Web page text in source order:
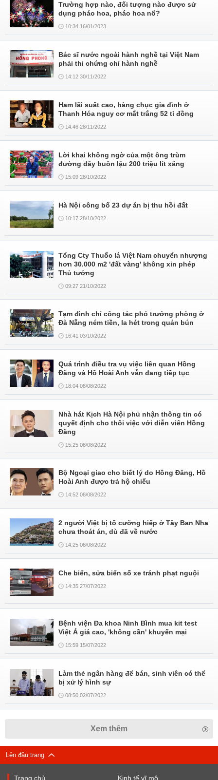
Trường hợp nào, đối tượng nào được sử
dụng pháo hoa, pháo hoa nổ?
10:34 16/01/2023
Bác sĩ nước ngoài hành nghề tại Việt Nam
phải thi chứng chỉ hành nghề
14:12 30/11/2022
Ham lãi suất cao, hàng chục gia đình ở
Thanh Hóa nguy cơ mất trắng 52 tỉ đồng
14:46 28/11/2022
Lời khai không ngờ của một ông trùm
đường dây buôn lậu 200 triệu lít xăng
15:09 28/10/2022
Hà Nội công bố 23 dự án bị thu hồi đất
10:17 28/10/2022
Tổng Cty Thuốc lá Việt Nam chuyển nhượng
hơn 30.000 m2 'đất vàng' không xin phép
Thủ tướng
09:27 21/10/2022
Tạm đình chỉ công tác phó trưởng phòng ở
Đà Nẵng ném tiền, la hét trong quán bún
16:41 03/10/2022
Quá trình điều tra vụ việc liên quan Hồng
Đăng và Hồ Hoài Anh vẫn đang tiếp tục
18:04 08/08/2022
Nhà hát Kịch Hà Nội phủ nhận thông tin có
quyết định cho thôi việc với diễn viên Hồng
Đăng
15:25 08/08/2022
Bộ Ngoại giao cho biết lý do Hồng Đăng, Hồ
Hoài Anh được trả hộ chiếu
14:52 08/08/2022
2 người Việt bị tố cưỡng hiếp ở Tây Ban Nha
chưa thoát án, dù đã về nước
14:25 08/08/2022
Che biển, sửa biển số xe tránh phạt nguội
14:35 27/07/2022
Bệnh viện Đa khoa Ninh Bình mua kit test
Việt Á giá cao, 'không cần' khuyến mại
15:59 15/07/2022
Làm thẻ ngân hàng để bán, sinh viên có thể
bị xử lý hình sự
08:50 02/07/2022
Xem thêm
Lên đầu trang
Trang chủ Kinh tế vĩ mô